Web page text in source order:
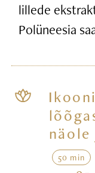
lillede
Polüneesia
50 min